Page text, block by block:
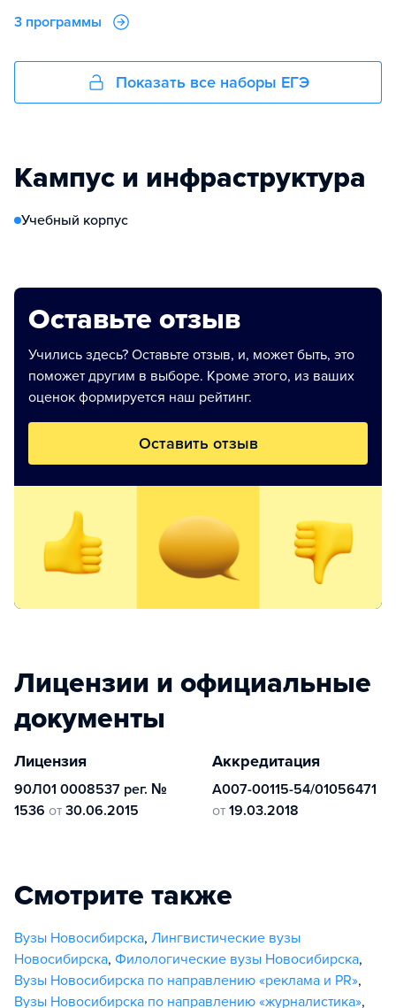
3 программы
Показать все наборы ЕГЭ
Кампус и инфраструктура
Учебный корпус
Оставьте отзыв
Учились здесь? Оставьте отзыв, и, может быть, это
поможет другим в выборе. Кроме этого, из ваших
оценок формируется наш рейтинг.
Оставить отзыв
Лицензии и официальные
документы
Лицензия
90Л01 0008537 рег. №
1536 от 30.06.2015
Аккредитация
А007-00115-54/01056471
от 19.03.2018
Смотрите также
Вузы Новосибирска, Лингвистические вузы
Новосибирска, Филологические вузы Новосибирска,
Вузы Новосибирска по направлению «реклама и PR»,
Вузы Новосибирска по направлению «журналистика»,